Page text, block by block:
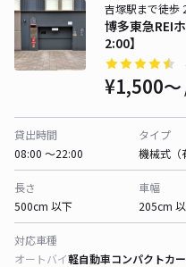
博多東急REI
2:00】
吉塚駅まで徒歩
¥1,500〜
貸出時間
08:00 〜22:00
タイプ
機械式（
長さ
500cm 以下
車幅
205cm
対応車種
オートバイ軽自動車コンパクトカー